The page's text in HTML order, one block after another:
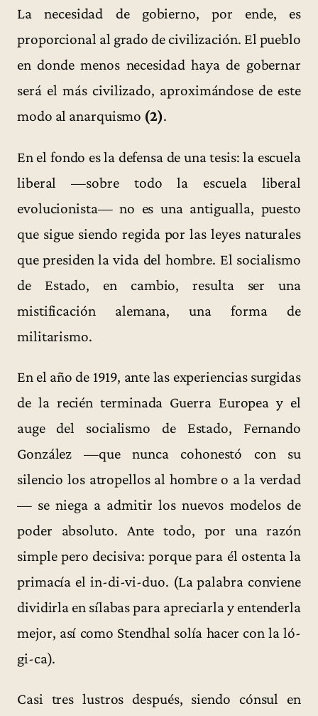
La necesidad de gobierno, por ende, es
proporcional al grado de civilización. El pueblo
en donde menos necesidad haya de gobernar
será el más civilizado, aproximándose de este
modo al anarquismo (2).
En el fondo es la defensa de una tesis: la escuela
liberal —sobre todo la escuela liberal
evolucionista— no es una antigualla, puesto
que sigue siendo regida por las leyes naturales
que presiden la vida del hombre. El socialismo
de Estado, en cambio, resulta ser una
mistificación alemana, una forma de
militarismo.
En el año de 1919, ante las experiencias surgidas
de la recién terminada Guerra Europea y el
auge del socialismo de Estado, Fernando
González —que nunca cohonestó con su
silencio los atropellos al hombre o a la verdad
— se niega a admitir los nuevos modelos de
poder absoluto. Ante todo, por una razón
simple pero decisiva: porque para él ostenta la
primacía el in-di-vi-duo. (La palabra conviene
dividirla en sílabas para apreciarla y entenderla
mejor, así como Stendhal solía hacer con la ló-
gi-ca).
Casi tres lustros después, siendo cónsul en